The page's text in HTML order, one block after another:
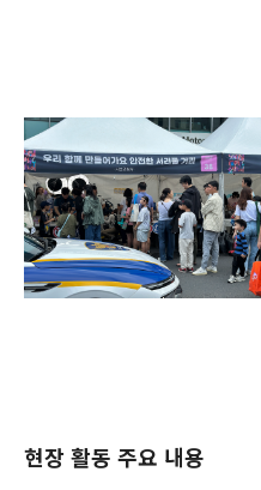
현장 활동 주요 내용